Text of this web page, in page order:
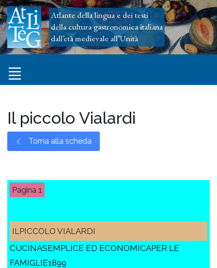
Atlante della lingua e dei testi
della cultura gastronomica italiana
dall’età medievale all’Unità
Il piccolo Vialardi
Torna alla scheda
1
ILPICCOLO VIALARDI
CUCINASEMPLICE ED ECONOMICAPER LE
FAMIGLIE1899